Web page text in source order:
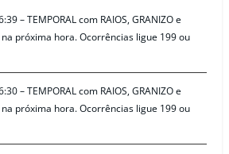
– TEMPORAL com RAIOS, GRANIZO e
na próxima hora. Ocorrências ligue 199 ou
– TEMPORAL com RAIOS, GRANIZO e
na próxima hora. Ocorrências ligue 199 ou